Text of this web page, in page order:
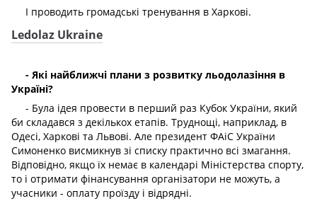
І проводить громадські тренування в Харкові.
Ledolaz Ukraine
- Які найближчі плани з розвитку льодолазіння в
Україні?
- Була ідея провести в перший раз Кубок України, який
би складався з декількох етапів. Труднощі, наприклад, в
Одесі, Харкові та Львові. Але президент ФАіС України
Симоненко висмикнув зі списку практично всі змагання.
Відповідно, якщо їх немає в календарі Міністерства спорту,
то і отримати фінансування організатори не можуть, а
учасники - оплату проїзду і відрядні.